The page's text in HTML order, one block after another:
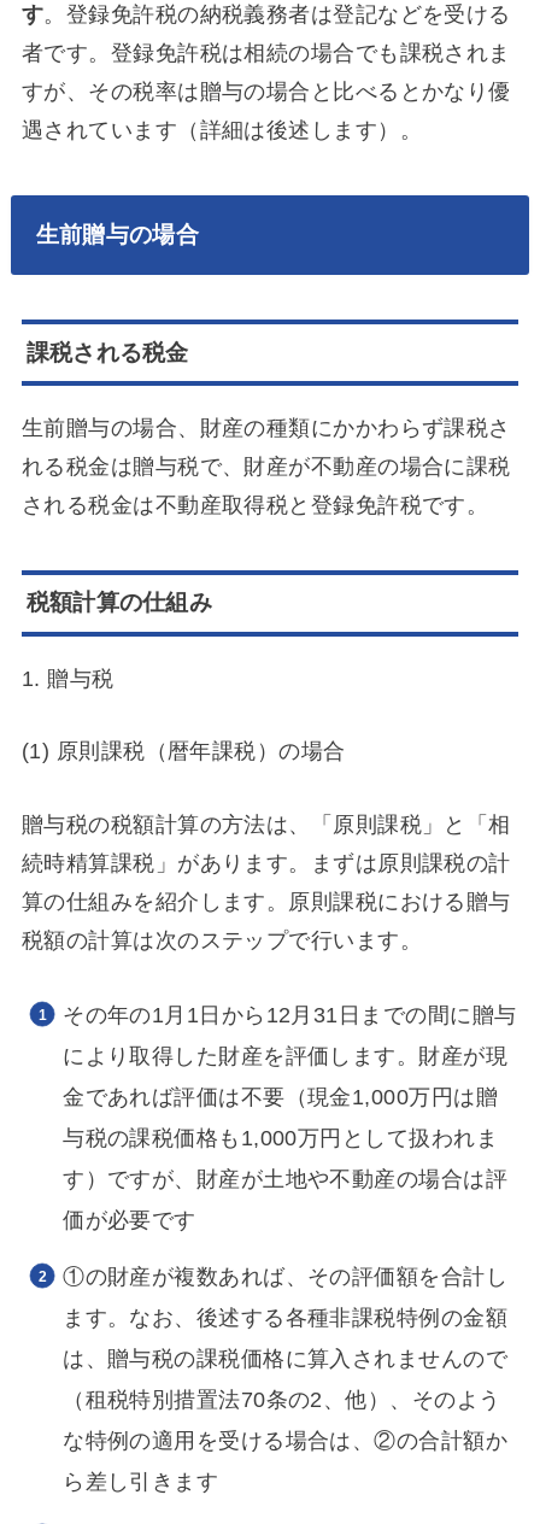
す。登録免許税の納税義務者は登記などを受ける
者です。登録免許税は相続の場合でも課税されま
すが、その税率は贈与の場合と比べるとかなり優
遇されています（詳細は後述します）。
生前贈与の場合
課税される税金
生前贈与の場合、財産の種類にかかわらず課税さ
れる税金は贈与税で、財産が不動産の場合に課税
される税金は不動産取得税と登録免許税です。
税額計算の仕組み
1. 贈与税
(1) 原則課税（暦年課税）の場合
贈与税の税額計算の方法は、「原則課税」と「相
続時精算課税」があります。まずは原則課税の計
算の仕組みを紹介します。原則課税における贈与
税額の計算は次のステップで行います。
その年の1月1日から12月31日までの間に贈与
により取得した財産を評価します。財産が現
金であれば評価は不要（現金1,000万円は贈
与税の課税価格も1,000万円として扱われま
す）ですが、財産が土地や不動産の場合は評
価が必要です
①の財産が複数あれば、その評価額を合計し
ます。なお、後述する各種非課税特例の金額
は、贈与税の課税価格に算入されませんので
（租税特別措置法70条の2、他）、そのよう
な特例の適用を受ける場合は、②の合計額か
ら差し引きます